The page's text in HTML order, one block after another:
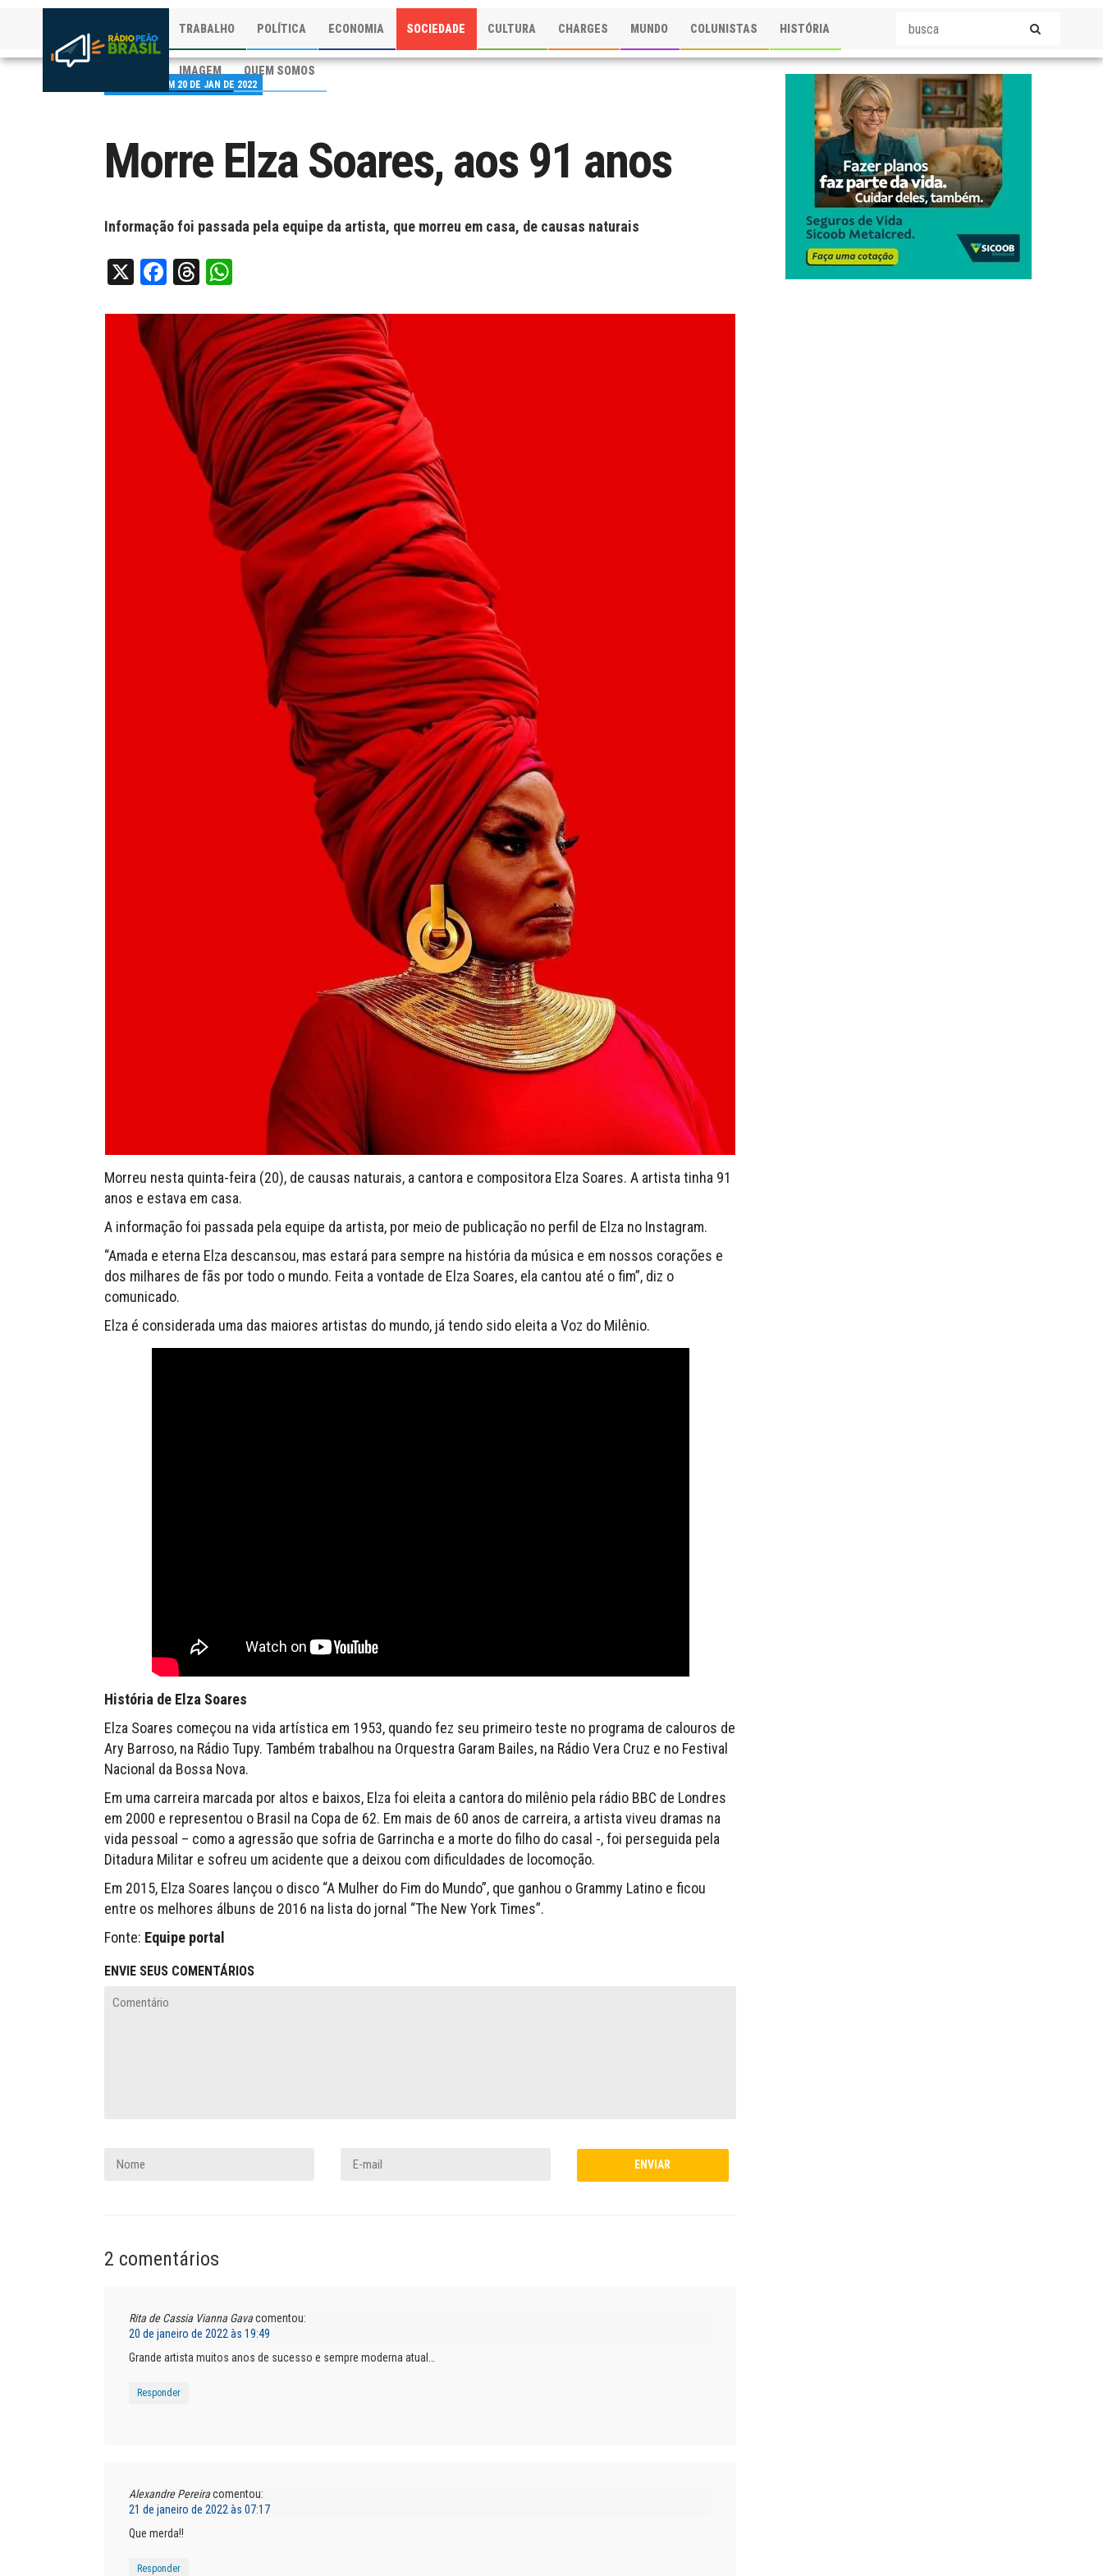
TRABALHO POLÍTICA ECONOMIA SOCIEDADE CULTURA CHARGES MUNDO COLUNISTAS HISTÓRIA
IMAGEM QUEM SOMOS
PUBLICADO EM 20 DE JAN DE 2022
Morre Elza Soares, aos 91 anos
Informação foi passada pela equipe da artista, que morreu em casa, de causas naturais
X Facebook
Threads
Morreu nesta quinta-feira (20), de causas naturais, a cantora e compositora Elza Soares. A artista tinha 91
anos e estava em casa.
A informação foi passada pela equipe da artista, por meio de publicação no perfil de Elza no Instagram.
“Amada e eterna Elza descansou, mas estará para sempre na história da música e em nossos corações e
dos milhares de fãs por todo o mundo. Feita a vontade de Elza Soares, ela cantou até o fim”, diz o
comunicado.
Elza é considerada uma das maiores artistas do mundo, já tendo sido eleita a Voz do Milênio.
História de Elza Soares
Elza Soares começou na vida artística em 1953, quando fez seu primeiro teste no programa de calouros de
Ary Barroso, na Rádio Tupy. Também trabalhou na Orquestra Garam Bailes, na Rádio Vera Cruz e no Festival
Nacional da Bossa Nova.
Em uma carreira marcada por altos e baixos, Elza foi eleita a cantora do milênio pela rádio BBC de Londres
em 2000 e representou o Brasil na Copa de 62. Em mais de 60 anos de carreira, a artista viveu dramas na
vida pessoal – como a agressão que sofria de Garrincha e a morte do filho do casal -, foi perseguida pela
Ditadura Militar e sofreu um acidente que a deixou com dificuldades de locomoção.
Em 2015, Elza Soares lançou o disco “A Mulher do Fim do Mundo”, que ganhou o Grammy Latino e ficou
entre os melhores álbuns de 2016 na lista do jornal “The New York Times”.
Fonte: Equipe portal
ENVIE SEUS COMENTÁRIOS
2 comentários
Rita de Cassia Vianna Gavacomentou:
20 de janeiro de 2022 às 19:49
Grande artista muitos anos de sucesso e sempre moderna atual…
Responder
Alexandre Pereiracomentou:
21 de janeiro de 2022 às 07:17
Que merda!!
Responder